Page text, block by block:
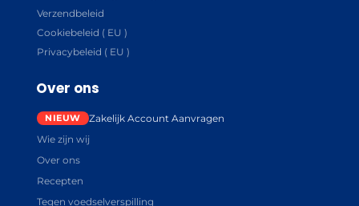
Verzendbeleid
Cookiebeleid ( EU )
Privacybeleid ( EU )
Over ons
Zakelijk Account Aanvragen
Wie zijn wij
Over ons
Recepten
Tegen voedselverspilling